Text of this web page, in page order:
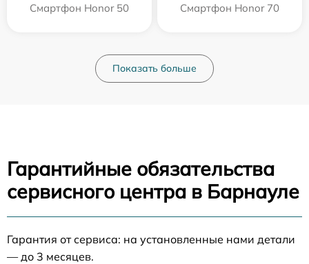
Смартфон Honor 50 Смартфон Honor 70
Показать больше
Гарантийные обязательства
сервисного центра в Барнауле
Гарантия от сервиса: на установленные нами детали
— до 3 месяцев.